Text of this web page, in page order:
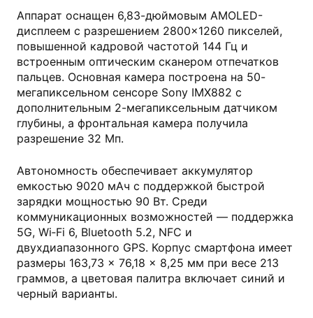
Аппарат оснащен 6,83-дюймовым AMOLED-
дисплеем с разрешением 2800×1260 пикселей,
повышенной кадровой частотой 144 Гц и
встроенным оптическим сканером отпечатков
пальцев. Основная камера построена на 50-
мегапиксельном сенсоре Sony IMX882 с
дополнительным 2-мегапиксельным датчиком
глубины, а фронтальная камера получила
разрешение 32 Мп.
Автономность обеспечивает аккумулятор
емкостью 9020 мАч с поддержкой быстрой
зарядки мощностью 90 Вт. Среди
коммуникационных возможностей — поддержка
5G, Wi‑Fi 6, Bluetooth 5.2, NFC и
двухдиапазонного GPS. Корпус смартфона имеет
размеры 163,73 × 76,18 × 8,25 мм при весе 213
граммов, а цветовая палитра включает синий и
черный варианты.